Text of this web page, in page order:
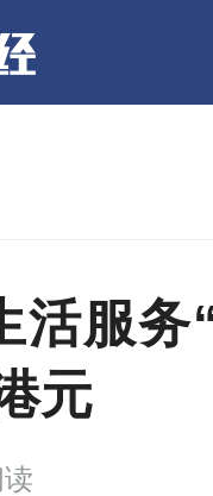
活服务
元